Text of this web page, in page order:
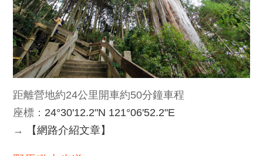
距離營地約24公里開車約50分鐘車程
座標： 24°30'12.2"N 121°06'52.2"E
→
【網路介紹文章】